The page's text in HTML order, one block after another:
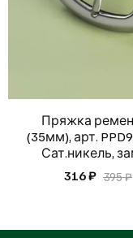
Пряжка
(35мм), арт.
Сат.никель,
316 ₽ 395 ₽